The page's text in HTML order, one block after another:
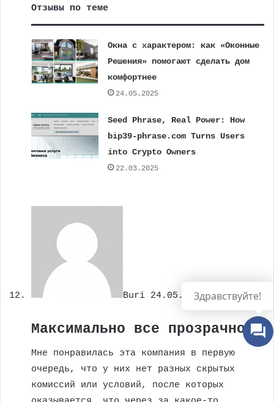
Отзывы по теме
Окна с характером: как «Оконные
Решения» помогают сделать дом
комфортнее
24.05.2025
Seed Phrase, Real Power: How
bip39-phrase.com Turns Users
into Crypto Owners
22.03.2025
Buri 24.05.2023 at 00:47
Максимально все прозрачно
Мне понравилась эта компания в первую
очередь, что у них нет разных скрытых
комиссий или условий, после которых
Здравствуйте!